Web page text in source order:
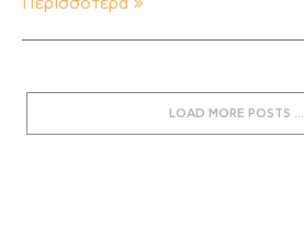
Περισσότερα
LOAD MORE POSTS